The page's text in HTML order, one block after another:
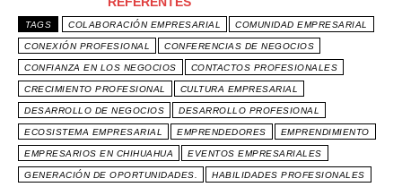
TAGS COLABORACIÓN EMPRESARIAL COMUNIDAD EMPRESARIAL
CONEXIÓN PROFESIONAL CONFERENCIAS DE NEGOCIOS
CONFIANZA EN LOS NEGOCIOS CONTACTOS PROFESIONALES
CRECIMIENTO PROFESIONAL CULTURA EMPRESARIAL
DESARROLLO DE NEGOCIOS DESARROLLO PROFESIONAL
ECOSISTEMA EMPRESARIAL EMPRENDEDORES EMPRENDIMIENTO
EMPRESARIOS EN CHIHUAHUA EVENTOS EMPRESARIALES
GENERACIÓN DE OPORTUNIDADES. HABILIDADES PROFESIONALES